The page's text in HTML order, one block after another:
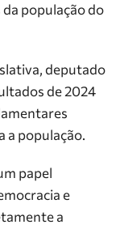
população do
deputado
de 2024
a população.
papel
e
a